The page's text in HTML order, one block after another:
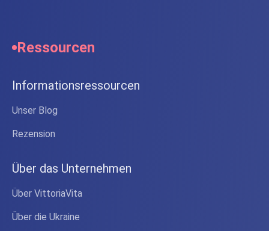
Ressourcen
Informationsressourcen
Unser Blog
Rezension
Über das Unternehmen
Über VittoriaVita
Über die Ukraine